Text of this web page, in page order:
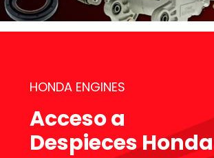
HONDA ENGINES
Acceso a
Despieces Honda